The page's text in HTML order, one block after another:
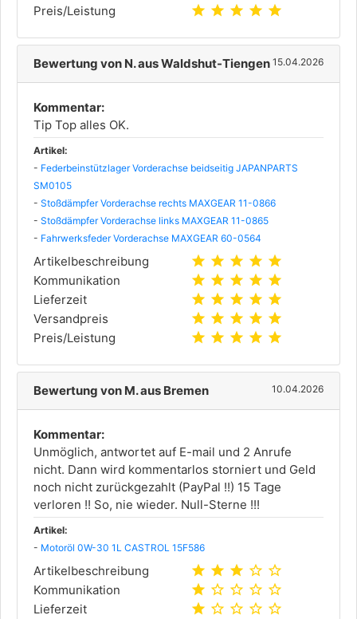
Preis/Leistung star star star star star
Bewertung von N. aus Waldshut-Tiengen 15.04.2026
Kommentar:
Tip Top alles OK.
Artikel:
- Federbeinstützlager Vorderachse beidseitig JAPANPARTS
SM0105
- Stoßdämpfer Vorderachse rechts MAXGEAR 11-0866
- Stoßdämpfer Vorderachse links MAXGEAR 11-0865
- Fahrwerksfeder Vorderachse MAXGEAR 60-0564
Artikelbeschreibung star star star star star
Kommunikation star star star star star
Lieferzeit star star star star star
Versandpreis star star star star star
Preis/Leistung star star star star star
Bewertung von M. aus Bremen 10.04.2026
Kommentar:
Unmöglich, antwortet auf E-mail und 2 Anrufe
nicht. Dann wird kommentarlos storniert und Geld
noch nicht zurückgezahlt (PayPal !!) 15 Tage
verloren !! So, nie wieder. Null-Sterne !!!
Artikel:
- Motoröl 0W-30 1L CASTROL 15F586
Artikelbeschreibung star star star star_outline star_outline
Kommunikation star star_outline star_outline star_outline star_outline
Lieferzeit star star_outline star_outline star_outline star_outline